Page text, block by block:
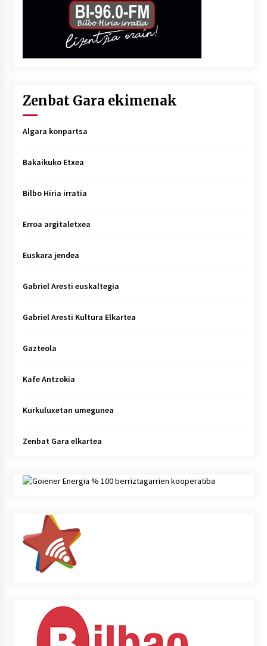
Zenbat Gara ekimenak
Algara konpartsa
Bakaikuko Etxea
Bilbo Hiria irratia
Erroa argitaletxea
Euskara jendea
Gabriel Aresti euskaltegia
Gabriel Aresti Kultura Elkartea
Gazteola
Kafe Antzokia
Kurkuluxetan umegunea
Zenbat Gara elkartea